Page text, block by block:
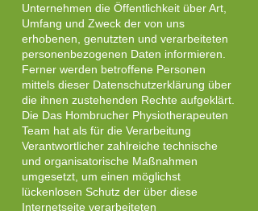
Unternehmen die Öffentlichkeit über Art,
Umfang und Zweck der von uns
erhobenen, genutzten und verarbeiteten
personenbezogenen Daten informieren.
Ferner werden betroffene Personen
mittels dieser Datenschutzerklärung über
die ihnen zustehenden Rechte aufgeklärt.
Die Das Hombrucher Physiotherapeuten
Team hat als für die Verarbeitung
Verantwortlicher zahlreiche technische
und organisatorische Maßnahmen
umgesetzt, um einen möglichst
lückenlosen Schutz der über diese
Internetseite verarbeiteten